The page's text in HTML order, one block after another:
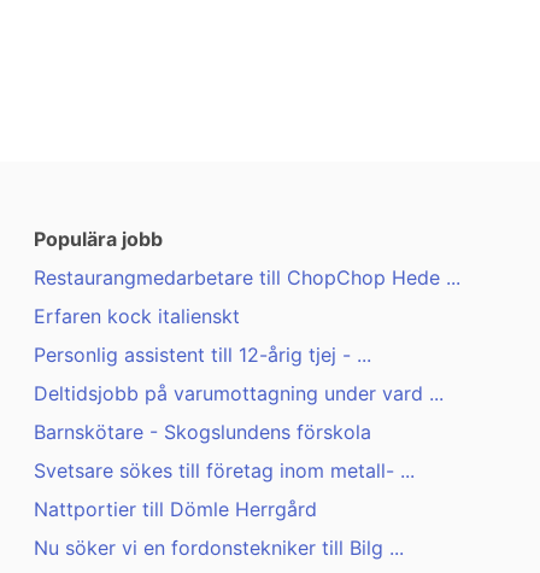
Populära jobb
Restaurangmedarbetare till ChopChop Hede ...
Erfaren kock italienskt
Personlig assistent till 12-årig tjej - ...
Deltidsjobb på varumottagning under vard ...
Barnskötare - Skogslundens förskola
Svetsare sökes till företag inom metall- ...
Nattportier till Dömle Herrgård
Nu söker vi en fordonstekniker till Bilg ...